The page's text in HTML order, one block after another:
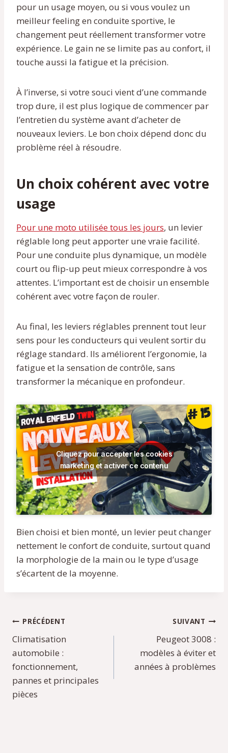
pour un usage moyen, ou si vous voulez un
meilleur feeling en conduite sportive, le
changement peut réellement transformer votre
expérience. Le gain ne se limite pas au confort, il
touche aussi la fatigue et la précision.
À l’inverse, si votre souci vient d’une commande
trop dure, il est plus logique de commencer par
l’entretien du système avant d’acheter de
nouveaux leviers. Le bon choix dépend donc du
problème réel à résoudre.
Un choix cohérent avec votre
usage
Pour une moto utilisée tous les jours, un levier
réglable long peut apporter une vraie facilité.
Pour une conduite plus dynamique, un modèle
court ou flip-up peut mieux correspondre à vos
attentes. L’important est de choisir un ensemble
cohérent avec votre façon de rouler.
Au final, les leviers réglables prennent tout leur
sens pour les conducteurs qui veulent sortir du
réglage standard. Ils améliorent l’ergonomie, la
fatigue et la sensation de contrôle, sans
transformer la mécanique en profondeur.
Cliquez pour accepter les cookies
marketing et activer ce contenu
Bien choisi et bien monté, un levier peut changer
nettement le confort de conduite, surtout quand
la morphologie de la main ou le type d’usage
s’écartent de la moyenne.
Navigation
de
l’article
PRÉCÉDENT
Climatisation
automobile :
fonctionnement,
pannes et principales
pièces
SUIVANT
Peugeot 3008 :
modèles à éviter et
années à problèmes